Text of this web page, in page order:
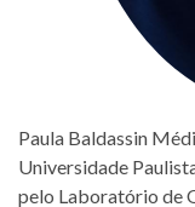
Paula Baldassin
Universidade
pelo Laboratório de